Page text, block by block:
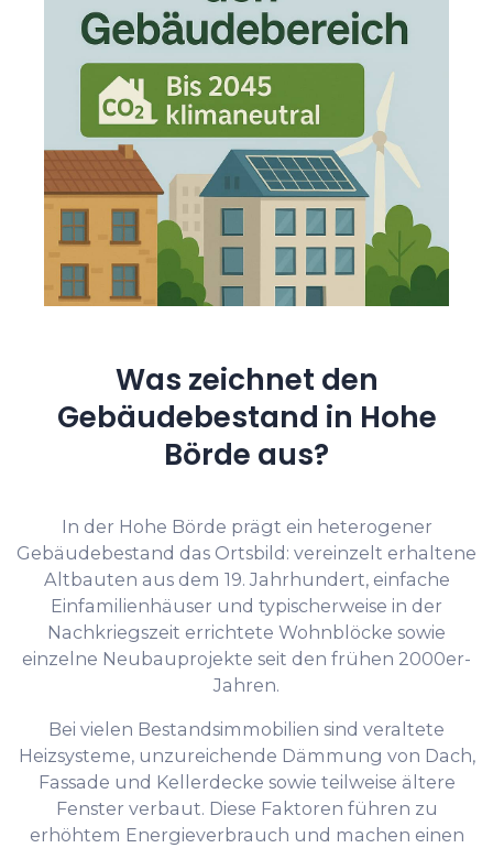
Was zeichnet den
Gebäudebestand in Hohe
Börde aus?
In der Hohe Börde prägt ein heterogener
Gebäudebestand das Ortsbild: vereinzelt erhaltene
Altbauten aus dem 19. Jahrhundert, einfache
Einfamilienhäuser und typischerweise in der
Nachkriegszeit errichtete Wohnblöcke sowie
einzelne Neubauprojekte seit den frühen 2000er-
Jahren.
Bei vielen Bestandsimmobilien sind veraltete
Heizsysteme, unzureichende Dämmung von Dach,
Fassade und Kellerdecke sowie teilweise ältere
Fenster verbaut. Diese Faktoren führen zu
erhöhtem Energieverbrauch und machen einen